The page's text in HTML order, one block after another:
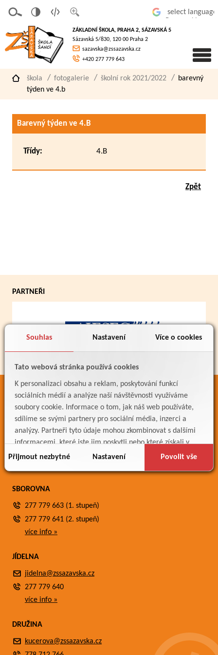
Souhlas Nastavení Více o cookies
Tato webová stránka používá cookies
K personalizaci obsahu a reklam, poskytování funkcí
sociálních médií a analýze naší návštěvnosti využíváme
soubory cookie. Informace o tom, jak náš web používáte,
sdílíme se svými partnery pro sociální média, inzerci a
analýzy. Partneři tyto údaje mohou zkombinovat s dalšími
informacemi, které jste jim poskytli nebo které získali v
důsledku toho, že používáte jejich služby.
Přijmout nezbytné Nastavení Povolit vše
písmo
á
verze
pro
slaboz
raké
ZÁKLADNÍ ŠKOLA, PRAHA 2, SÁZAVSKÁ 5
Sázavská 5/830, 120 00 Praha 2
sazavska@zssazavska.cz
+420 277 779 643
škola fotogalerie školní rok 2021/2022
barevný
týden ve 4.b
Barevný týden ve 4.B
Třídy: 4.B
Zpět
PARTNEŘI
ODKAZY
Bakaláři
Jídelníček
Meteostanice
SBOROVNA
277 779 663 (1. stupeň)
277 779 641 (2. stupeň)
více info »
JÍDELNA
jidelna@zssazavska.cz
277 779 640
více info »
DRUŽINA
kucerova@zssazavska.cz